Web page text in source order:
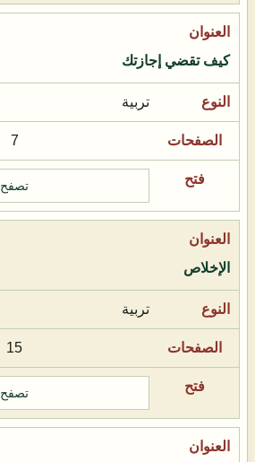
كيف تقضي إجازتك
تربية
7
تصفح
الإخلاص
تربية
15
تصفح